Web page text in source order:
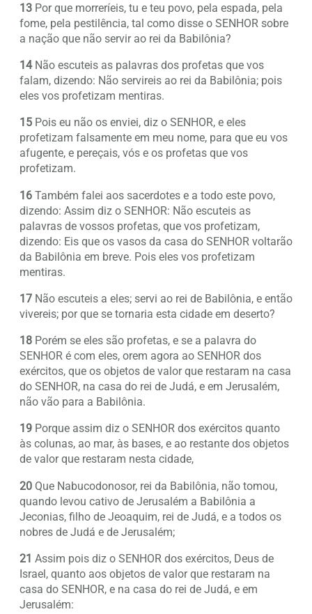
13 Por que morreríeis, tu e teu povo, pela espada, pela
fome, pela pestilência, tal como disse o SENHOR sobre
a nação que não servir ao rei da Babilônia?
14Não escuteis as palavras dos profetas que vos
falam, dizendo: Não servireis ao rei da Babilônia; pois
eles vos profetizam mentiras.
15 Pois eu não os enviei, diz o SENHOR, e eles
profetizam falsamente em meu nome, para que eu vos
afugente, e pereçais, vós e os profetas que vos
profetizam.
16 Também falei aos sacerdotes e a todo este povo,
dizendo: Assim diz o SENHOR: Não escuteis as
palavras de vossos profetas, que vos profetizam,
dizendo: Eis que os vasos da casa do SENHOR voltarão
da Babilônia em breve. Pois eles vos profetizam
mentiras.
17 Não escuteis a eles; servi ao rei de Babilônia, e então
vivereis; por que se tornaria esta cidade em deserto?
18 Porém se eles são profetas, e se a palavra do
SENHOR é com eles, orem agora ao SENHOR dos
exércitos, que os objetos de valor que restaram na casa
do SENHOR, na casa do rei de Judá, e em Jerusalém,
não vão para a Babilônia.
19 Porque assim diz o SENHOR dos exércitos quanto
às colunas, ao mar, às bases, e ao restante dos objetos
de valor que restaram nesta cidade,
20 Que Nabucodonosor, rei da Babilônia, não tomou,
quando levou cativo de Jerusalém a Babilônia a
Jeconias, filho de Jeoaquim, rei de Judá, e a todos os
nobres de Judá e de Jerusalém;
21 Assim pois diz o SENHOR dos exércitos, Deus de
Israel, quanto aos objetos de valor que restaram na
casa do SENHOR, e na casa do rei de Judá, e em
Jerusalém: